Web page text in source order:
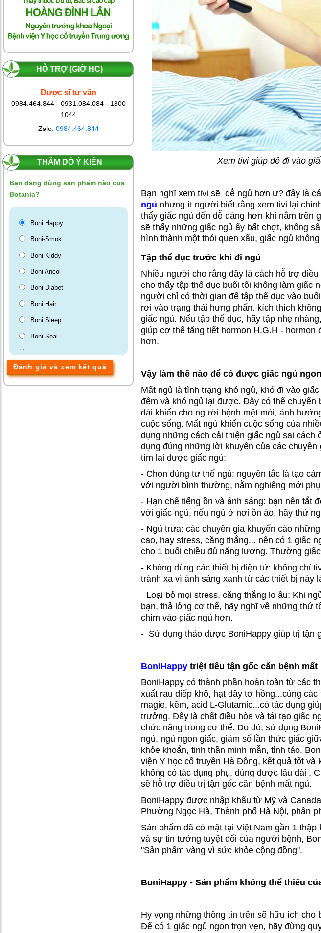
"đổ thêm dầu
vào lửa"!
nhưng vẫn
được?
già: đừng nghĩ
“ai cũng thế”
Bệnh mất ngủ:
hoại não bộ
bằng thuốc ngủ
sống cũng
Giải pháp giúp
HỖ TRỢ (GIỜ HC)
Dược sĩ tư vấn
0984.464.844 - 0931.084.084 - 1800
1044
Zalo: 0984.464.844
THĂM DÒ Ý KIẾN
Bạn đang dùng sản phẩm nào của
Botania?
Boni Happy
Boni-Smok
Boni Kiddy
Boni Ancol
Boni Diabet
Boni Hair
Boni Sleep
Boni Seal
Màng phim tránh thai VCF
BoniBaio
Đánh giá và xem kết quả
Xem tivi giúp dễ đi vào
Bạn nghĩ xem tivi sẽ dễ ngủ hơn ư? đây là
ngủ nhưng ít người biết rằng xem tivi lại
thấy giấc ngủ đến dễ dàng hơn khi nằm trên
sẽ thấy những giấc ngủ ấy bất chợt, không
hình thành một thói quen xấu, giấc ngủ
Tập thể dục trước khi đi ngủ
Nhiều người cho rằng đây là cách hỗ trợ
cho thấy tập thể dục buổi tối không làm
người chỉ có thời gian để tập thể dục vào
rơi vào trạng thái hưng phấn, kích thích
giấc ngủ. Nếu tập thể dục, hãy tập nhẹ
giúp cơ thể tăng tiết hormon H.G.H -
hơn.
Vậy làm thế nào để có được giấc ngủ
Mất ngủ là tình trạng khó ngủ, khó đi vào
đêm và khó ngủ lại được. Đây có thể chuyển
dài khiến cho người bệnh mệt mỏi, ảnh
cuộc sống. Mất ngủ khiến cuộc sống của
dụng những cách cải thiện giấc ngủ sai
dụng đúng những lời khuyên của các
tìm lại được giấc ngủ:
- Chọn đúng tư thế ngủ: nguyên tắc là tạo
với người bình thường, nằm nghiêng mới
- Hạn chế tiếng ồn và ánh sáng: bạn nên tắt
với giấc ngủ, nếu ngủ ở nơi ồn ào, hãy thử
- Ngủ trưa: các chuyên gia khuyến cáo
cao, hay stress, căng thẳng... nên có 1 giấc
cho 1 buổi chiều đủ năng lượng. Thường
- Không dùng các thiết bị điện tử: không chỉ
tránh xa vì ánh sáng xanh từ các thiết bị này
- Loại bỏ mọi stress, căng thẳng lo âu: Khi
bạn, thả lỏng cơ thể, hãy nghĩ về những thứ
chìm vào giấc ngủ hơn.
- Sử dụng thảo dược BoniHappy giúp trị tận
BoniHappy triệt tiêu tận gốc căn bệnh mất
BoniHappy có thành phần hoàn toàn từ các
xuất rau diếp khô, hạt dây tơ hồng...cùng
magie, kẽm, acid L-Glutamic...có tác dụng
trưởng. Đây là chất điều hòa và tái tạo giấc
chức năng trong cơ thể. Do đó, sử dụng
ngủ, ngủ ngon giấc, giảm số lần thức giấc
khỏe khoắn, tinh thần minh mẫn, tỉnh táo.
viện Y học cổ truyền Hà Đông, kết quả tốt và
không có tác dụng phụ, dùng được lâu dài .
sẽ hỗ trợ điều trị tận gốc căn bệnh mất ngủ.
BoniHappy được nhập khẩu từ Mỹ và
Phường Ngọc Hà, Thành phố Hà Nội, phân
Sản phẩm đã có mặt tại Việt Nam gần 1
và sự tin tưởng tuyệt đối của người bệnh,
"Sản phẩm vàng vì sức khỏe cộng đồng".
BoniHappy - Sản phẩm không thể thiếu
Hy vọng những thông tin trên sẽ hữu ích
Để có 1 giấc ngủ ngon trọn vẹn, hãy đừng